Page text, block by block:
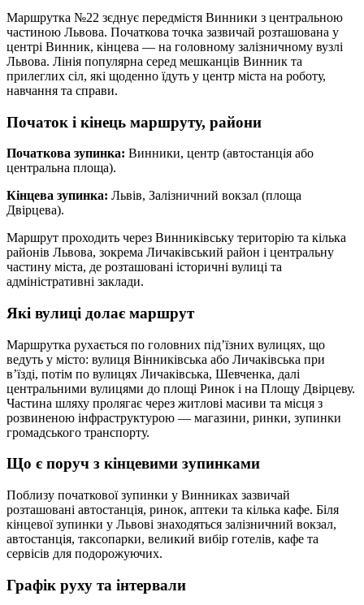
Маршрутка №22 зєднує передмістя Винники з центральною
частиною Львова. Початкова точка зазвичай розташована у
центрі Винник, кінцева — на головному залізничному вузлі
Львова. Лінія популярна серед мешканців Винник та
прилеглих сіл, які щоденно їдуть у центр міста на роботу,
навчання та справи.
Початок і кінець маршруту, райони
Початкова зупинка: Винники, центр (автостанція або
центральна площа).
Кінцева зупинка: Львів, Залізничний вокзал (площа
Двірцева).
Маршрут проходить через Винниківську територію та кілька
районів Львова, зокрема Личаківський район і центральну
частину міста, де розташовані історичні вулиці та
адміністративні заклади.
Які вулиці долає маршрут
Маршрутка рухається по головних підʼїзних вулицях, що
ведуть у місто: вулиця Вінниківська або Личаківська при
вʼїзді, потім по вулицях Личаківська, Шевченка, далі
центральними вулицями до площі Ринок і на Площу Двірцеву.
Частина шляху пролягає через житлові масиви та місця з
розвиненою інфраструктурою — магазини, ринки, зупинки
громадського транспорту.
Що є поруч з кінцевими зупинками
Поблизу початкової зупинки у Винниках зазвичай
розташовані автостанція, ринок, аптеки та кілька кафе. Біля
кінцевої зупинки у Львові знаходяться залізничний вокзал,
автостанція, таксопарки, великий вибір готелів, кафе та
сервісів для подорожуючих.
Графік руху та інтервали